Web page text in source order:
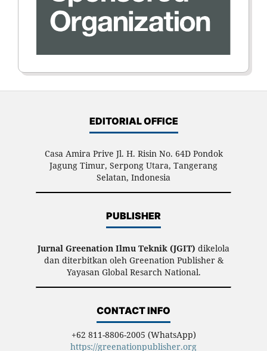
EDITORIAL OFFICE
Casa Amira Prive Jl. H. Risin No. 64D Pondok
Jagung Timur, Serpong Utara, Tangerang
Selatan, Indonesia
PUBLISHER
Jurnal Greenation Ilmu Teknik (JGIT) dikelola
dan diterbitkan oleh Greenation Publisher &
Yayasan Global Resarch National.
CONTACT INFO
+62 811-8806-2005 (WhatsApp)
https://greenationpublisher.org